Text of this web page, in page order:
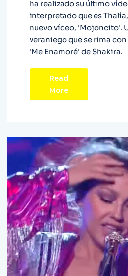
ha realizado su último
interpretado que es
nuevo vídeo, 'Mojoncito'.
veraniego que se rima
'Me Enamoré' de Shakira.
Read
More